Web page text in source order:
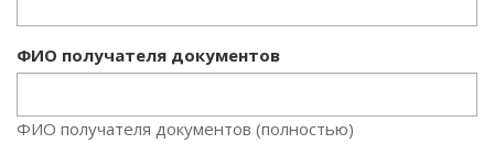
ФИО получателя документов
ФИО получателя документов (полностью)